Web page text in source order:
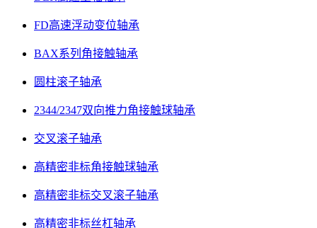
FD高速浮动变位轴承
BAX系列角接触轴承
圆柱滚子轴承
2344/2347双向推力角接触球轴承
交叉滚子轴承
高精密非标角接触球轴承
高精密非标交叉滚子轴承
高精密非标丝杠轴承